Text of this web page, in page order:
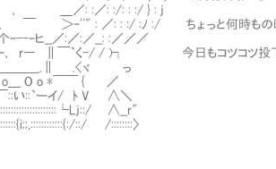
＿／: :／: :/: : :/ } : j
￣ ＞‐''" : ／: : :/ :ﾉ :/ ちょっと何時もの時
‐ヒ__／:／:／__: :／／／
r― ∥￣`く-/ / )┐ 今日もコツコツ投下し
＿_.∥ .<ヾ っ
O o *￣￣ { ／
::い::`ーイ/ ﾄ V ∧＼
∧__r"
::/ /::::::::〉